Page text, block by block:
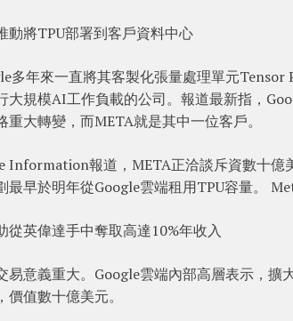
動將TPU部署到客戶資料中心
多年來一直將其客製化張量處理單元
大規模AI工作負載的公司。報道最新指，
重大轉變，而META就是其中一位客戶。
Information報道，META正洽談斥資數十億
最早於明年從Google雲端租用TPU容量。
從英偉達手中奪取高達10%年收入
易意義重大。Google雲端內部高層表示，擴
價值數十億美元。